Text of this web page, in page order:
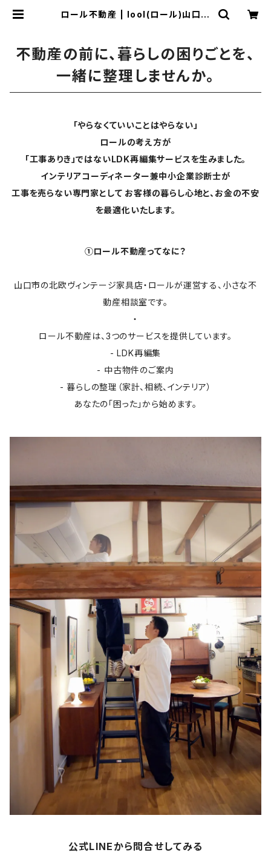
ロール不動産 | lool(ロール)山口市
不動産の前に、暮らしの困りごとを、
一緒に整理しませんか。
「やらなくていいことはやらない」
ロールの考え方が
「工事ありき」ではないLDK再編集サービスを生みました。
インテリアコーディネーター兼中小企業診断士が
工事を売らない専門家として お客様の暮らし心地と、お金の不安
を最適化いたします。
①ロール不動産ってなに？
山口市の北欧ヴィンテージ家具店・ロールが運営する、小さな不
動産相談室です。
・
ロール不動産は、3つのサービスを提供しています。
- LDK再編集
- 中古物件のご案内
- 暮らしの整理（家計、相続、インテリア）
あなたの「困った」から始めます。
公式LINEから問合せしてみる